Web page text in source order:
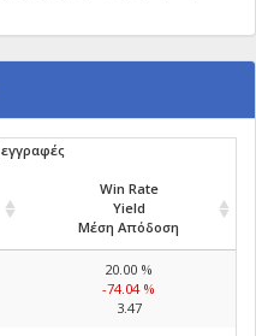
εγγραφές
Win Rate
Yield
Μέση Απόδοση
20.00 %
-74.04 %
3.47